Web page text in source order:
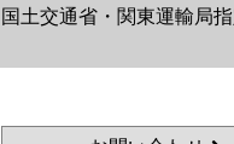
国土交通省・関東運輸局